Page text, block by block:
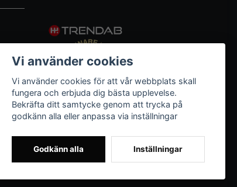
Vi använder cookies
Vi använder cookies för att vår webbplats skall
fungera och erbjuda dig bästa upplevelse.
Bekräfta ditt samtycke genom att trycka på
godkänn alla eller anpassa via inställningar
Godkänn alla Inställningar